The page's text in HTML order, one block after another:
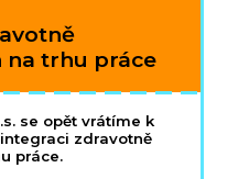
na trhu práce
se opět vrátíme k
zdravotně
práce.